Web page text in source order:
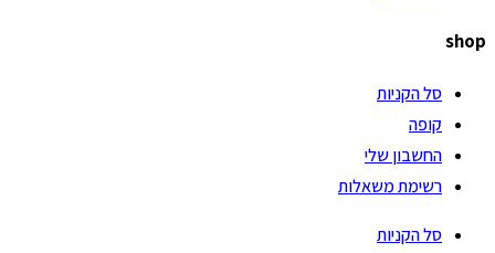
shop
סל הקניות
קופה
החשבון שלי
רשימת משאלות
סל הקניות